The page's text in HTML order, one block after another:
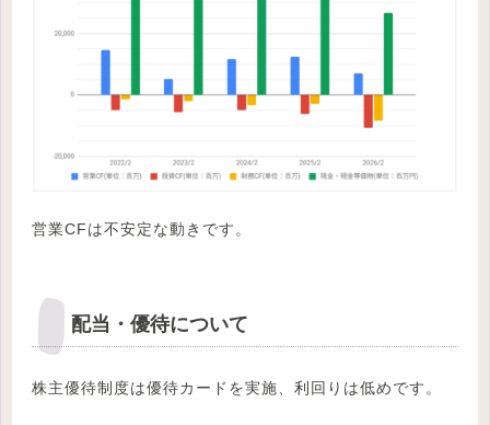
営業CFは不安定な動きです。
配当・優待について
株主優待制度は優待カードを実施、利回りは低めです。